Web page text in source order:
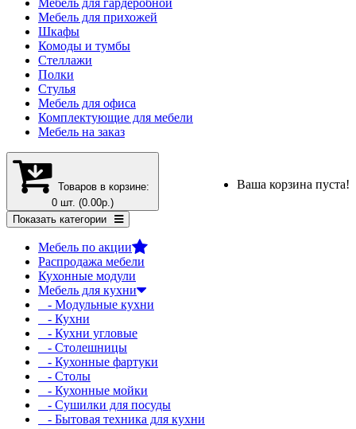
Мебель для гардеробной
Мебель для прихожей
Шкафы
Комоды и тумбы
Стеллажи
Полки
Стулья
Мебель для офиса
Комплектующие для мебели
Мебель на заказ
Товаров в корзине:
0 шт. (0.00р.)
Ваша корзина пуста!
Показать категории
Мебель по акции
Распродажа мебели
Кухонные модули
Мебель для кухни
- Модульные кухни
- Кухни
- Кухни угловые
- Столешницы
- Кухонные фартуки
- Столы
- Кухонные мойки
- Сушилки для посуды
- Бытовая техника для кухни